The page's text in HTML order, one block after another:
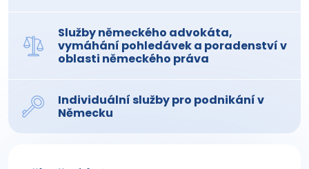
Služby německého advokáta,
vymáhání pohledávek a poradenství v
oblasti německého práva
Individuální služby pro podnikání v
Německu